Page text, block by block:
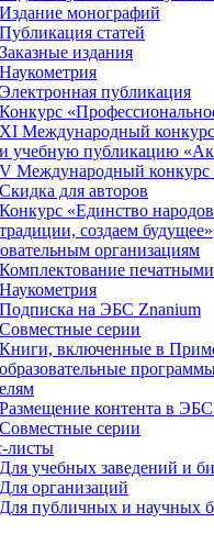
Издание монографий
Публикация статей
Заказные издания
Наукометрия
Электронная публикация
Конкурс
XI Международный
и учебную публикацию
V Международный
Скидка для авторов
Конкурс «Единство
традиции, создаем будущее»
организациям
Комплектование
Наукометрия
Подписка на ЭБС Znanium
Совместные серии
Книги, включенные в
образовательные
Размещение контента в
Совместные серии
листы
Для учебных заведений и
Для организаций
Для публичных и научных